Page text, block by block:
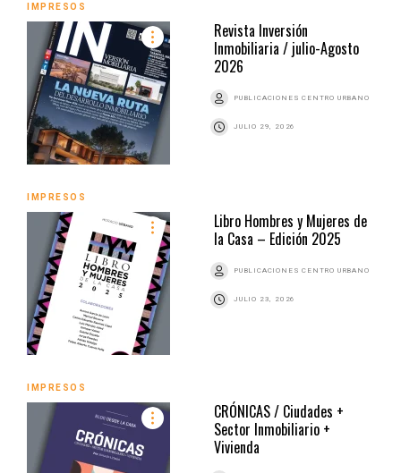
IMPRESOS
Revista Inversión
Inmobiliaria / julio-Agosto
2026
PUBLICACIONES CENTRO URBANO
JULIO 29, 2026
IMPRESOS
Libro Hombres y Mujeres de
la Casa – Edición 2025
PUBLICACIONES CENTRO URBANO
JULIO 23, 2026
IMPRESOS
CRÓNICAS / Ciudades +
Sector Inmobiliario +
Vivienda